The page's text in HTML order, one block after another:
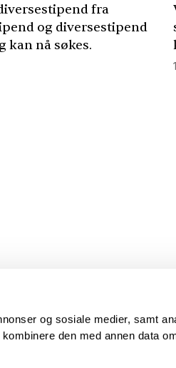
og sosiale medier, samt
den med annen data
fra
og diversestipend
kan nå søkes.